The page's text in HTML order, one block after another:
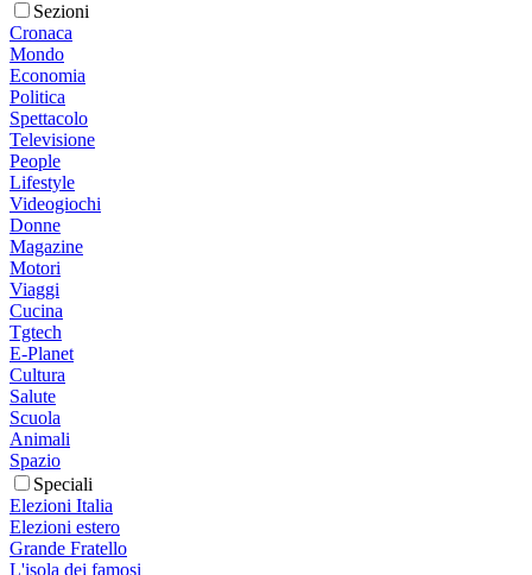
Sezioni
Cronaca
Mondo
Economia
Politica
Spettacolo
Televisione
People
Lifestyle
Videogiochi
Donne
Magazine
Motori
Viaggi
Cucina
Tgtech
E-Planet
Cultura
Salute
Scuola
Animali
Spazio
Speciali
Elezioni Italia
Elezioni estero
Grande Fratello
L'isola dei famosi